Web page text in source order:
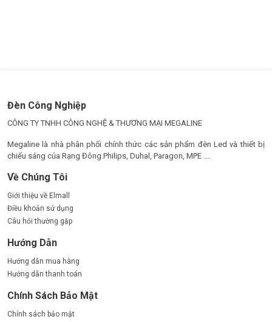
Đèn Công Nghiệp
CÔNG TY TNHH CÔNG NGHỆ & THƯƠNG MẠI MEGALINE
Megaline là nhà phân phối chính thức các sản phẩm đèn Led và thiết bị
chiếu sáng của Rạng Đông.Philips, Duhal, Paragon, MPE ....
Về Chúng Tôi
Giới thiệu về Elmall
Điều khoản sử dụng
Câu hỏi thường gặp
Hướng Dẫn
Hướng dẫn mua hàng
Hướng dẫn thanh toán
Chính Sách Bảo Mật
Chính sách bảo mật